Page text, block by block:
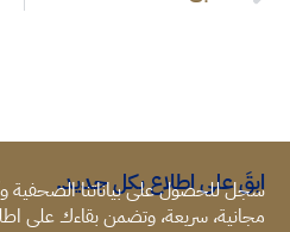
ابقَ على اطلاع بكل جديد.
سجل للحصول على بياناتنا الصحفية
مجانية، سريعة، وتضمن بقاءك على